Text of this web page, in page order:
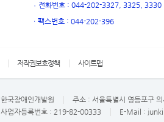
ㆍ 전화번호 : 044-202-3327, 3325, 3330
ㆍ 팩스번호 : 044-202-396
저작권보호정책 사이트맵
한국장애인개발원 주소 : 서울특별시 영등포구
사업자등록번호 : 219-82-00333 E-Mail :